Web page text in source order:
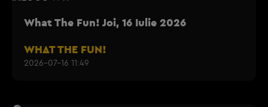
What The Fun! Joi, 16 Iulie 2026
WHAT THE FUN!
2026-07-16 11:49